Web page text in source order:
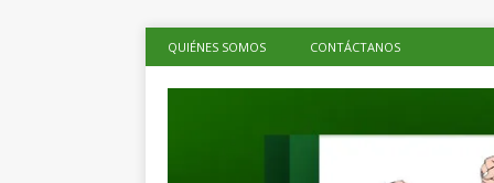
QUIÉNES SOMOS CONTÁCTANOS